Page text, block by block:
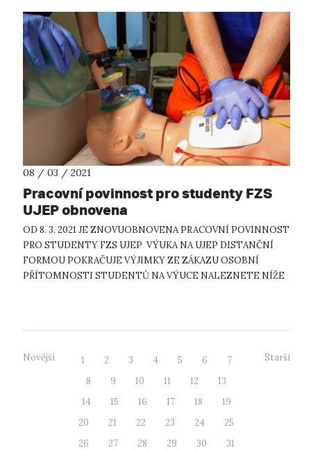
08 / 03 / 2021
Pracovní povinnost pro studenty FZS
UJEP obnovena
OD 8. 3. 2021 JE ZNOVUOBNOVENA PRACOVNÍ POVINNOST
PRO STUDENTY FZS UJEP VÝUKA NA UJEP DISTANČNÍ
FORMOU POKRAČUJE VÝJIMKY ZE ZÁKAZU OSOBNÍ
PŘÍTOMNOSTI STUDENTŮ NA VÝUCE NALEZNETE NÍŽE
Novější 1 2 3 4 5 6
7
8
9 10 11 12
13
14
15 16 17 18
19
20
21 22 23 24
25
26
27 28 29 30
31
Starší